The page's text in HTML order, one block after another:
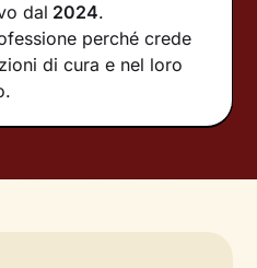
dal 2024.
perché crede
di cura e nel loro